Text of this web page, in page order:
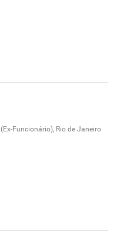
Funcionário), Rio de Janeiro